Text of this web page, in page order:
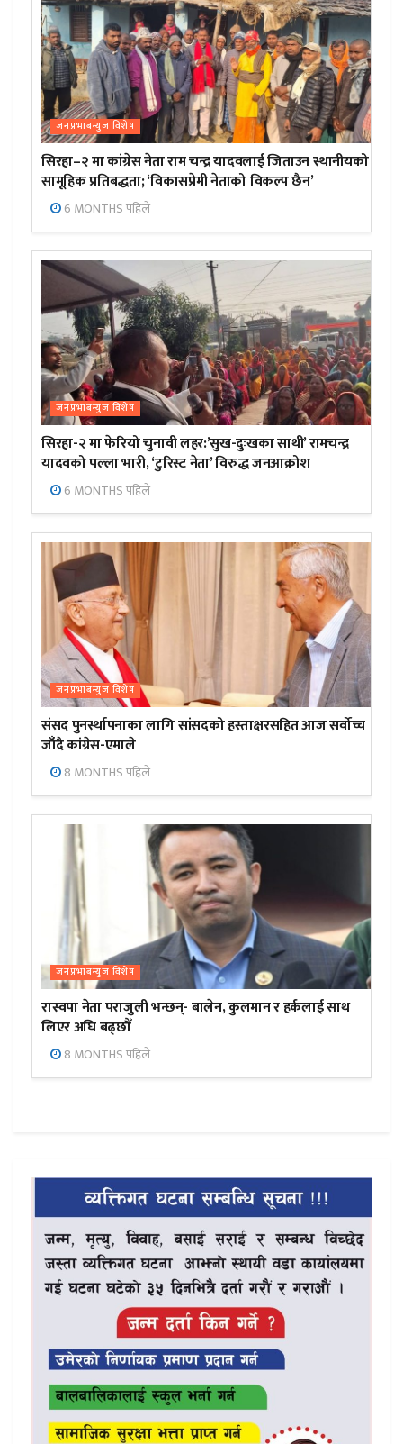
जनप्रभाबन्युज विशेष
सिरहा–२ मा कांग्रेस नेता राम चन्द्र यादवलाई जिताउन स्थानीयको
सामूहिक प्रतिबद्धता; ‘विकासप्रेमी नेताको विकल्प छैन’
6 MONTHS पहिले
जनप्रभाबन्युज विशेष
सिरहा-२ मा फेरियो चुनावी लहर:’सुख-दुःखका साथी’ रामचन्द्र
यादवको पल्ला भारी, ‘टुरिस्ट नेता’ विरुद्ध जनआक्रोश
6 MONTHS पहिले
जनप्रभाबन्युज विशेष
संसद पुनर्स्थापनाका लागि सांसदको हस्ताक्षरसहित आज सर्वोच्च
जाँदै कांग्रेस-एमाले
8 MONTHS पहिले
जनप्रभाबन्युज विशेष
रास्वपा नेता पराजुली भन्छन्- बालेन, कुलमान र हर्कलाई साथ
लिएर अघि बढ्छौँ
8 MONTHS पहिले